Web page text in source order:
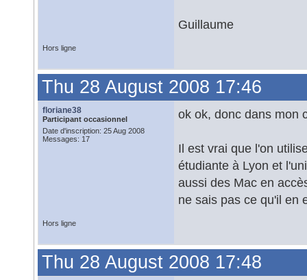
Guillaume
Hors ligne
Thu 28 August 2008 17:46
floriane38
Participant occasionnel
Date d'inscription: 25 Aug 2008
Messages: 17
ok ok, donc dans mon
Il est vrai que l'on
étudiante à Lyon et
aussi des Mac en
ne sais pas ce qu'il en
Hors ligne
Thu 28 August 2008 17:48